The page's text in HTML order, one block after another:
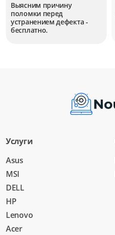
Выясним причину
поломки перед
устранением дефекта -
бесплатно.
Услуги
Asus
MSI
DELL
HP
Lenovo
Acer